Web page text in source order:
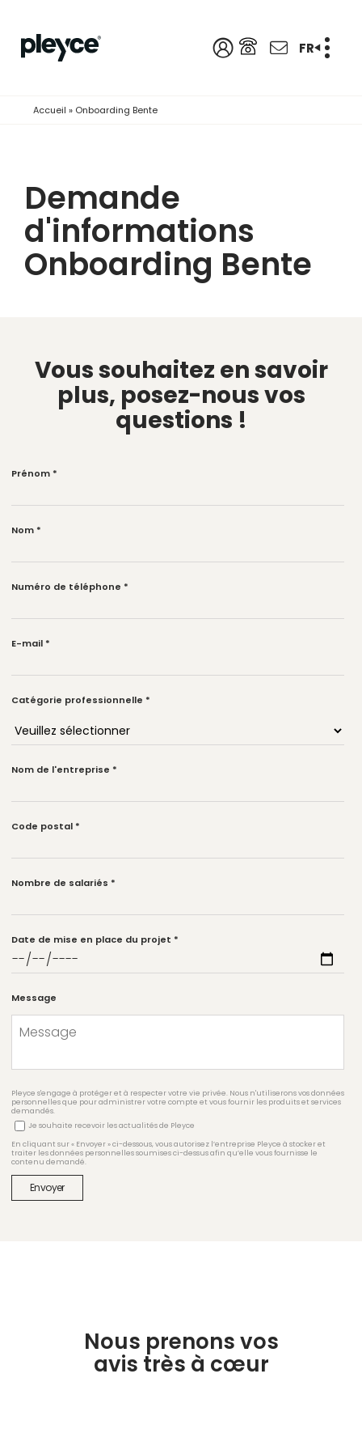
FR
Accueil » Onboarding Bente
Demande
d'informations
Onboarding Bente
Vous souhaitez en savoir
plus, posez-nous vos
questions !
Prénom *
Nom *
Numéro de téléphone *
E-mail *
Catégorie professionnelle *
Nom de l'entreprise *
Code postal *
Nombre de salariés *
Date de mise en place du projet *
Message
Pleyce s'engage à protéger et à respecter votre vie privée. Nous n'utiliserons vos données
personnelles que pour administrer votre compte et vous fournir les produits et services
demandés.
Je souhaite recevoir les actualités de Pleyce
En cliquant sur « Envoyer » ci-dessous, vous autorisez l’entreprise Pleyce à stocker et
traiter les données personnelles soumises ci-dessus afin qu’elle vous fournisse le
contenu demandé.
Nous prenons vos
avis très à cœur